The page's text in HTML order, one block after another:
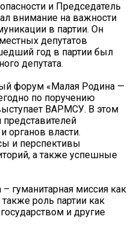
и Председатель
внимание на важности
в партии. Он
депутатов
год в партии был
депутата.
форум «Малая Родина —
по поручению
ВАРМСУ. В этом
органов власти.
и перспективы
а также успешные
гуманитарная миссия как
роль партии как
и другие